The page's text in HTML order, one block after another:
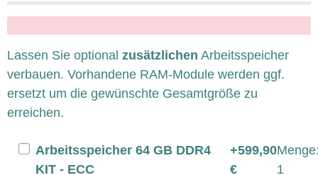
x
Lassen Sie optional zusätzlichen Arbeitsspeicher
verbauen. Vorhandene RAM-Module werden ggf.
ersetzt um die gewünschte Gesamtgröße zu
erreichen.
Arbeitsspeicher 64 GB DDR4
KIT - ECC
+599,90
€
1